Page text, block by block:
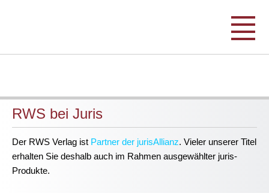
RWS bei Juris
Der RWS Verlag ist Partner der jurisAllianz. Vieler unserer Titel
erhalten Sie deshalb auch im Rahmen ausgewählter juris-
Produkte.